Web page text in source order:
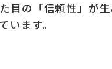
目の「信頼性」が生
ます。